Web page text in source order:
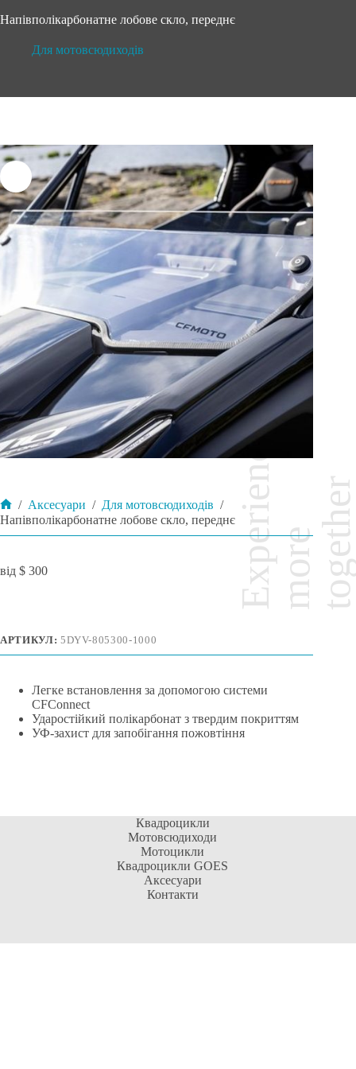
Напівполікарбонатне лобове скло, переднє
Для мотовсюдиходів
Головна
/ Аксесуари / Для мотовсюдиходів /
Напівполікарбонатне лобове скло, переднє
$ 300
АРТИКУЛ: 5DYV-805300-1000
Легке встановлення за допомогою системи
CFConnect
Ударостійкий полікарбонат з твердим покриттям
УФ-захист для запобігання пожовтіння
Квадроцикли
Мотовсюдиходи
Мотоцикли
Квадроцикли GOES
Аксесуари
Контакти